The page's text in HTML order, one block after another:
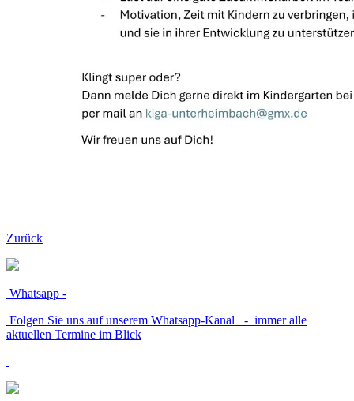
Zurück
Whatsapp -
Folgen Sie uns auf unserem Whatsapp-Kanal - immer alle
aktuellen Termine im Blick